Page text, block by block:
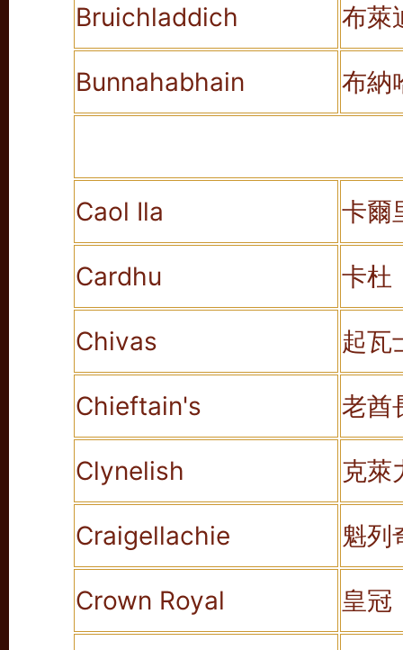
Bruichladdich 布萊
Bunnahabhain 布納
Caol Ila 卡爾
Cardhu 卡杜
Chivas 起瓦
Chieftain's 老酋
Clynelish 克萊
Craigellachie 魁列
Crown Royal 皇冠